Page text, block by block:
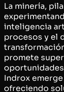
La minería,
inteligencia
procesos y el
promete
Indrox
ofreciendo